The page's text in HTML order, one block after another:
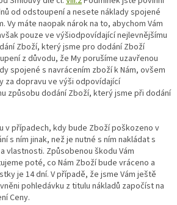
od odstoupení a nesete náklady spojené
Vy máte naopak nárok na to, abychom Vám
pouze ve výšiodpovídající nejlevnějšímu
Zboží, který jsme pro dodání Zboží
z důvodu, že My porušíme uzavřenou
spojené s navrácením zboží k Nám, ovšem
za dopravu ve výši odpovídající
způsobu dodání Zboží, který jsme při dodání
v případech, kdy bude Zboží poškozeno v
s ním jinak, než je nutné s ním nakládat s
vlastnosti. Způsobenou škodu Vám
poté, co Nám Zboží bude vráceno a
je 14 dní. V případě, že jsme Vám ještě
pohledávku z titulu nákladů započíst na
Ceny.